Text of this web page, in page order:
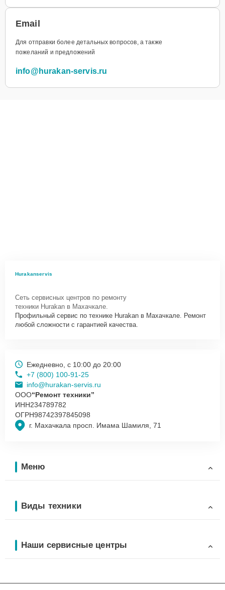
Email
Для отправки более детальных вопросов, а также
пожеланий и предложений
info@hurakan-servis.ru
Hurakanservis
Сеть сервисных центров по ремонту
техники Hurakan в Махачкале.
Профильный сервис по технике Hurakan в Махачкале. Ремонт
любой сложности с гарантией качества.
г. Махачкала просп. Имама Шамиля, 71
Ежедневно, с 10:00 до 20:00
+7 (800) 100-91-25
info@hurakan-servis.ru
ООО“Ремонт техники”
ИНН234789782
ОГРН98742397845098
Меню
Виды техники
Наши сервисные центры